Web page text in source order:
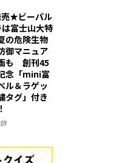
★ビーパル
富士山大特
の危険生物
御マニュア
も 創刊45
念「mini富
ル＆ラゲッ
タグ」付き